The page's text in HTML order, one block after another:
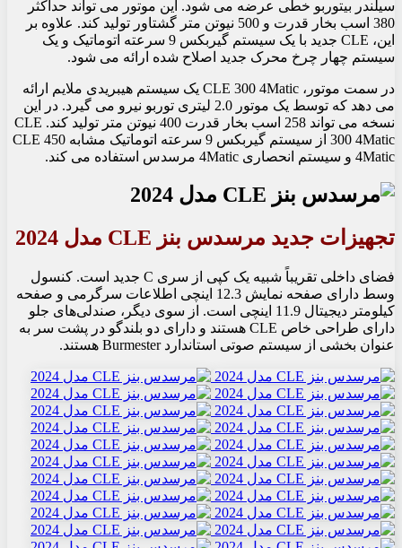
سیلندر بیتوربو خطی عرضه می شود. این موتور می تواند حداکثر
380 اسب بخار قدرت و 500 نیوتن متر گشتاور تولید کند. علاوه بر
این، CLE جدید با یک سیستم گیربکس 9 سرعته اتوماتیک و یک
سیستم چهار چرخ محرک جدید اصلاح شده ارائه می شود.
در سمت موتور، CLE 300 4Matic یک سیستم هیبریدی ملایم ارائه
می دهد که توسط یک موتور 2.0 لیتری توربو نیرو می گیرد. در این
نسخه می تواند 258 اسب بخار قدرت 400 نیوتن متر تولید کند. CLE
300 4Matic از سیستم گیربکس 9 سرعته اتوماتیک مشابه CLE 450
4Matic و سیستم انحصاری 4Matic مرسدس استفاده می کند.
تجهیزات جدید مرسدس بنز CLE مدل 2024
فضای داخلی تقریباً شبیه یک کپی از سری C جدید است. کنسول
وسط دارای صفحه نمایش 12.3 اینچی اطلاعات سرگرمی و صفحه
کیلومتر دیجیتال 11.9 اینچی است. از سوی دیگر، صندلی‌های جلو
دارای طراحی خاص CLE هستند و دارای دو بلندگو در پشت سر به
عنوان بخشی از سیستم صوتی استاندارد Burmester هستند.